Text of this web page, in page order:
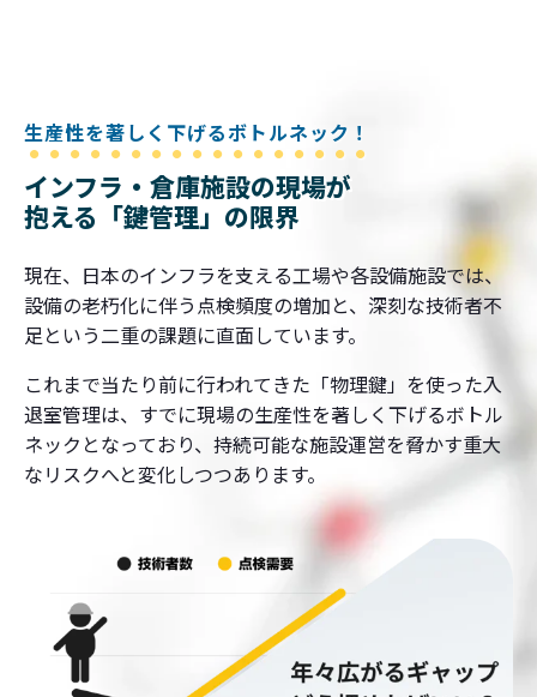
生産性を著しく下げるボトルネック！
インフラ・倉庫施設の現場が
抱える「鍵管理」の限界
現在、日本のインフラを支える工場や各設備施設では、
設備の老朽化に伴う点検頻度の増加と、深刻な技術者不
足という二重の課題に直面しています。
これまで当たり前に行われてきた「物理鍵」を使った入
退室管理は、すでに現場の生産性を著しく下げるボトル
ネックとなっており、持続可能な施設運営を脅かす重大
なリスクへと変化しつつあります。